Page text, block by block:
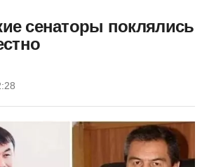
сенаторы поклялись